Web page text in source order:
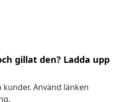
gillat den? Ladda upp
Använd länken